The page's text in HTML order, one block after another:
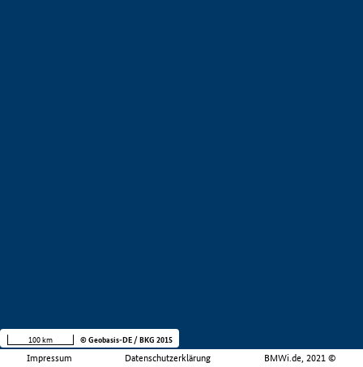
Impressum Datenschutzerklärung BMWi.de, 2021 ©
100 km © Geobasis-DE / BKG 2015